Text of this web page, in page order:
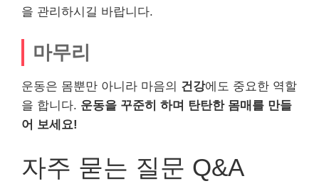
을 관리하시길 바랍니다.
마무리
운동은 몸뿐만 아니라 마음의 건강에도 중요한 역할
을 합니다. 운동을 꾸준히 하며 탄탄한 몸매를 만들
어 보세요!
자주 묻는 질문 Q&A